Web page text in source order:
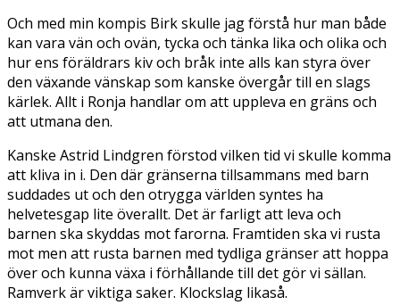
Och med min kompis Birk skulle jag förstå hur man både
kan vara vän och ovän, tycka och tänka lika och olika och
hur ens föräldrars kiv och bråk inte alls kan styra över
den växande vänskap som kanske övergår till en slags
kärlek. Allt i Ronja handlar om att uppleva en gräns och
att utmana den.
Kanske Astrid Lindgren förstod vilken tid vi skulle komma
att kliva in i. Den där gränserna tillsammans med barn
suddades ut och den otrygga världen syntes ha
helvetesgap lite överallt. Det är farligt att leva och
barnen ska skyddas mot farorna. Framtiden ska vi rusta
mot men att rusta barnen med tydliga gränser att hoppa
över och kunna växa i förhållande till det gör vi sällan.
Ramverk är viktiga saker. Klockslag likaså.